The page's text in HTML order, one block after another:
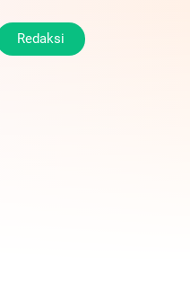
Olahraga
Redaksi